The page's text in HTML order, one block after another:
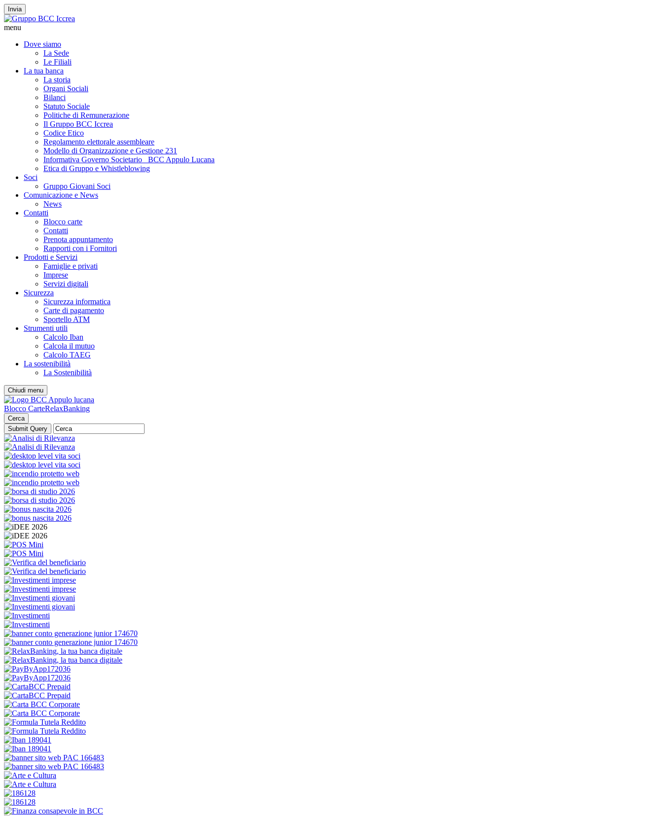
Invia
menu
Dove siamo
La Sede
Le Filiali
La tua banca
La storia
Organi Sociali
Bilanci
Statuto Sociale
Politiche di Remunerazione
Il Gruppo BCC Iccrea
Codice Etico
Regolamento elettorale assembleare
Modello di Organizzazione e Gestione 231
Informativa Governo Societario _BCC Appulo Lucana
Etica di Gruppo e Whistleblowing
Soci
Gruppo Giovani Soci
Comunicazione e News
News
Contatti
Blocco carte
Contatti
Prenota appuntamento
Rapporti con i Fornitori
Prodotti e Servizi
Famiglie e privati
Imprese
Servizi digitali
Sicurezza
Sicurezza informatica
Carte di pagamento
Sportello ATM
Strumenti utili
Calcolo Iban
Calcola il mutuo
Calcolo TAEG
La sostenibilità
La Sostenibilità
Chiudi menu
Blocco CarteRelaxBanking
Cerca